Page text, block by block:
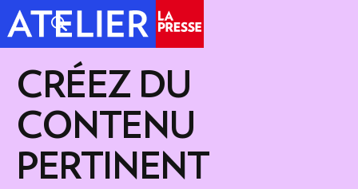
CRÉEZ DU
CONTENU
PERTINENT